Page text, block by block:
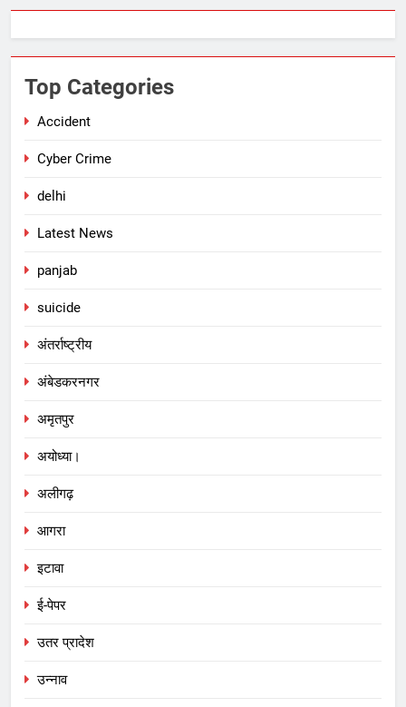
Top Categories
Accident
Cyber Crime
delhi
Latest News
panjab
suicide
अंतर्राष्ट्रीय
अंबेडकरनगर
अमृतपुर
अयोध्या।
अलीगढ़
आगरा
इटावा
ई-पेपर
उतर प्रादेश
उन्नाव